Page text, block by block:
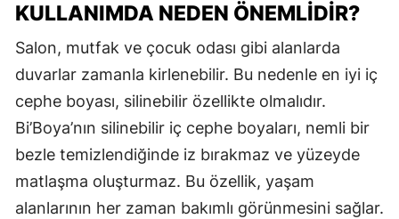
KULLANIMDA NEDEN ÖNEMLIDIR?
Salon, mutfak ve çocuk odası gibi alanlarda
duvarlar zamanla kirlenebilir. Bu nedenle en iyi iç
cephe boyası, silinebilir özellikte olmalıdır.
Bi’Boya’nın silinebilir iç cephe boyaları, nemli bir
bezle temizlendiğinde iz bırakmaz ve yüzeyde
matlaşma oluşturmaz. Bu özellik, yaşam
alanlarının her zaman bakımlı görünmesini sağlar.